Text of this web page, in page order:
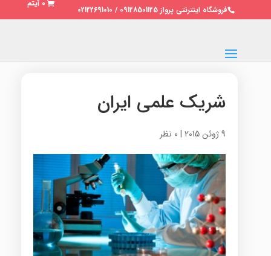
فروشگاه اینترنتی پرواز 09128501125 / 02122691010
0 آیتم
شریک علمی ایران
9 ژوئن 2015 | 0 نظر